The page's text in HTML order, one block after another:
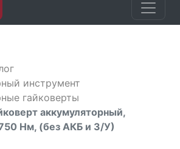
инструмент
гайковерты
аккумуляторный,
Нм, (без АКБ и З/У)